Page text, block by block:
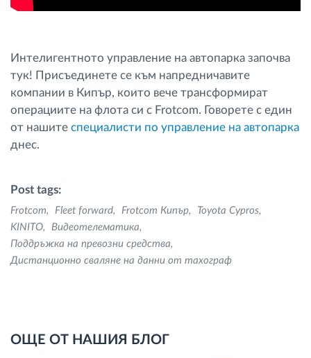
Интелигентното управление на автопарка започва
тук! Присъединете се към напредничавите
компании в Кипър, които вече трансформират
операциите на флота си с Frotcom. Говорете с един
от нашите специалисти по управление на автопарка
днес.
Post tags:
Frotcom Fleet forward Frotcom Кипър
Toyota Cypros
KINITO
Видеотелематика
Поддръжка на превозни средства
Дистанционно сваляне на данни от тахограф
ОЩЕ ОТ НАШИЯ БЛОГ